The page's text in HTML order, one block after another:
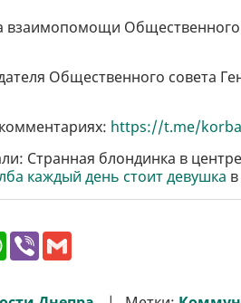
Общественного
Общественного совета
https://t.me/
Странная блондинка в
каждый день стоит девушка
W
h
s
V
r l